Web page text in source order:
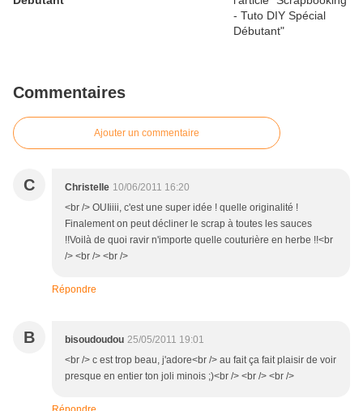
Commentaires
Ajouter un commentaire
C Christelle 10/06/2011 16:20
<br /> OUIiiii, c'est une super idée ! quelle originalité !
Finalement on peut décliner le scrap à toutes les sauces
!!Voilà de quoi ravir n'importe quelle couturière en herbe !!<br
/> <br /> <br />
Répondre
B bisoudoudou 25/05/2011 19:01
<br /> c est trop beau, j'adore<br /> au fait ça fait plaisir de voir
presque en entier ton joli minois ;)<br /> <br /> <br />